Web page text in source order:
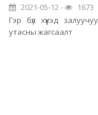
2021-05-12 -
1673
Гэр бүл хүүхэд
утасны жагсаалт